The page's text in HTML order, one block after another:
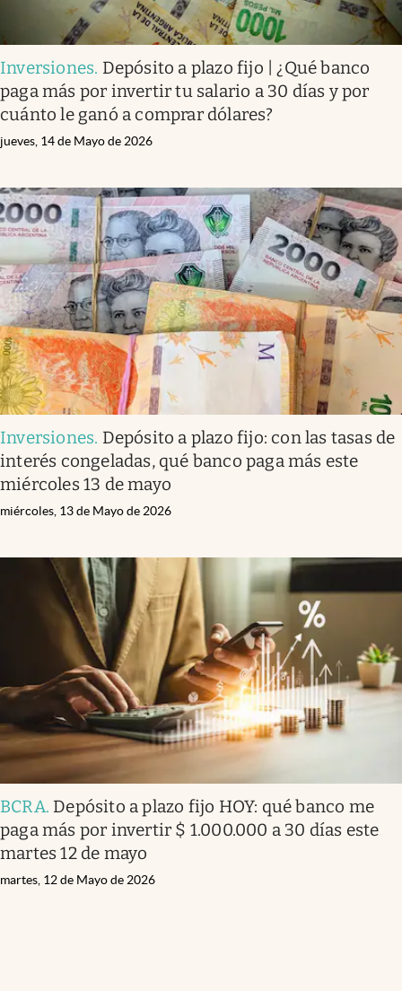
Inversiones. Depósito a plazo fijo | ¿Qué banco
paga más por invertir tu salario a 30 días y por
cuánto le ganó a comprar dólares?
jueves, 14 de Mayo de 2026
Inversiones. Depósito a plazo fijo: con las tasas de
interés congeladas, qué banco paga más este
miércoles 13 de mayo
miércoles, 13 de Mayo de 2026
BCRA. Depósito a plazo fijo HOY: qué banco me
paga más por invertir $ 1.000.000 a 30 días este
martes 12 de mayo
martes, 12 de Mayo de 2026